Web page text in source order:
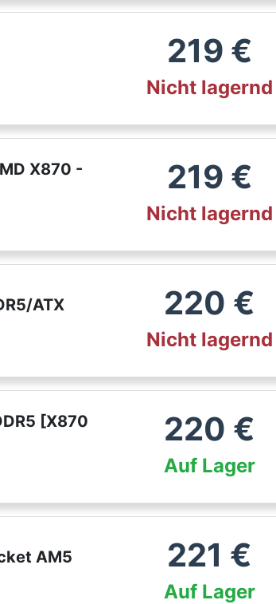
219 €
Nicht lagernd
X870 -
219 €
Nicht lagernd
ATX
220 €
Nicht lagernd
[X870
220 €
Auf Lager
AM5
221 €
Auf Lager